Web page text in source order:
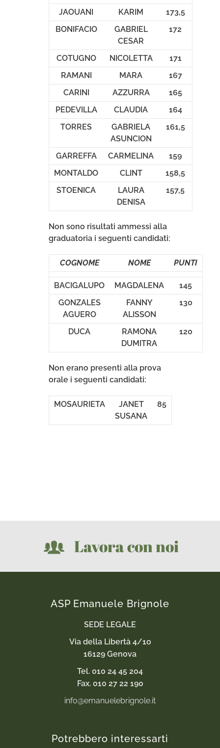
JAOUANI KARIM
173,5
BONIFACIO
GABRIEL
CESAR
172
COTUGNO NICOLETTA
171
RAMANI
MARA
167
CARINI
AZZURRA
165
PEDEVILLA
CLAUDIA
164
TORRES
GABRIELA
ASUNCION
161,5
GARREFFA CARMELINA
159
MONTALDO
CLINT
158,5
STOENICA
LAURA
DENISA
157,5
Non sono risultati ammessi alla
graduatoria i seguenti candidati:
COGNOME NOME PUNTI
BACIGALUPO MAGDALENA
145
GONZALES
AGUERO
FANNY
ALISSON
130
DUCA
RAMONA
DUMITRA
120
Non erano presenti alla prova
orale i seguenti candidati:
MOSAURIETA
JANET
SUSANA
85
Lavora con noi
ASP Emanuele Brignole
SEDE LEGALE
Via della Libertà 4/1o
16129 Genova
Tel. 010 24 45 204
Fax. 010 27 22 190
info@emanuelebrignole.it
Potrebbero interessarti